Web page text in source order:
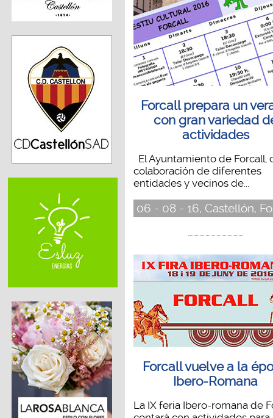
Forcall prepara un
con gran variedad
actividades
El Ayuntamiento de Forcall,
colaboración de diferentes
entidades y vecinos de...
06 - 08 - 16, Castellón,
Forcall vuelve a la
Ibero-Romana
La IX feria Ibero-romana de